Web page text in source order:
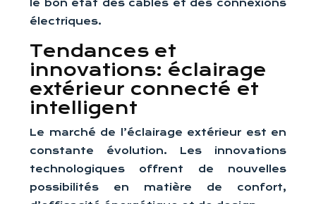
le bon état des câbles et des connexions
électriques.
Tendances et
innovations: éclairage
extérieur connecté et
intelligent
Le marché de l’éclairage extérieur est en
constante évolution. Les innovations
technologiques offrent de nouvelles
possibilités en matière de confort,